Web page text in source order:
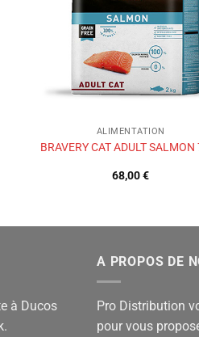
ALIMENTATION
BRAVERY CAT ADULT SALMON
68,00€
à Ducos
A PROPOS DE
Pro Distribution
pour vous